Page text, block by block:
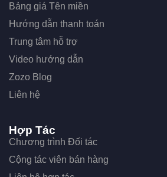
Bảng giá Tên miền
Hướng dẫn thanh toán
Trung tâm hỗ trợ
Video hướng dẫn
Zozo Blog
Liên hệ
Hợp Tác
Chương trình Đối tác
Cộng tác viên bán hàng